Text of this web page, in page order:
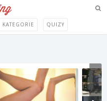
KATEGORIE QUIZY